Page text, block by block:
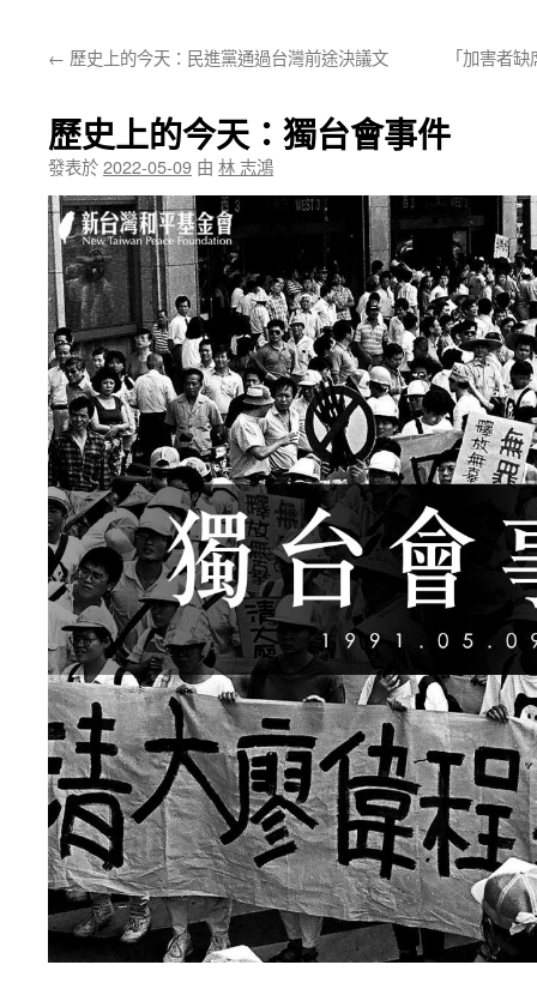
← 歷史上的今天：民進黨通過台灣前途決議文 「加害者
歷史上的今天：獨台會事件
發表於2022-05-09 由 林 志鴻